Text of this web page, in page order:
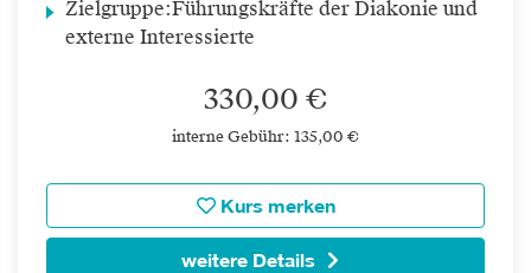
Zielgruppe:Führungskräfte der Diakonie und
externe Interessierte
330,00 €
interne Gebühr: 135,00 €
Kurs merken
weitere Details